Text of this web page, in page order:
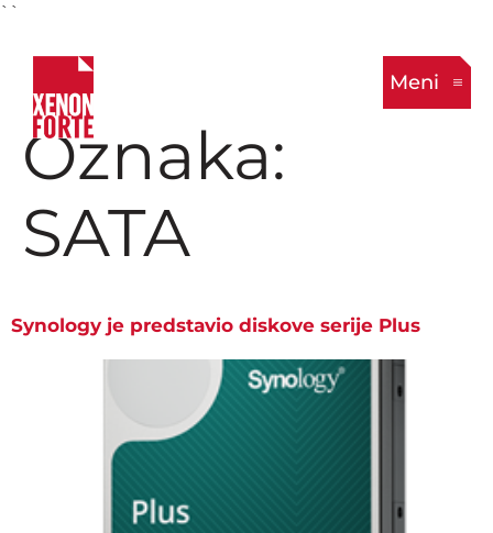
``
Meni
Oznaka:
SATA
Synology je predstavio diskove serije Plus